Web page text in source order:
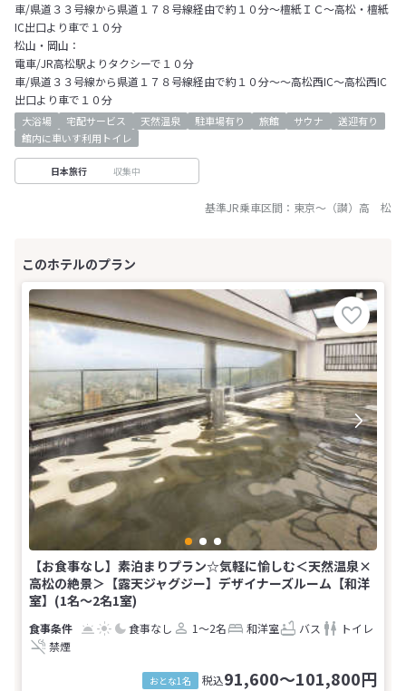
車/県道３３号線から県道１７８号線経由で約１０分～檀紙ＩＣ～高松・檀紙
IC出口より車で１０分
松山・岡山：
電車/JR高松駅よりタクシーで１０分
車/県道３３号線から県道１７８号線経由で約１０分～～高松西IC～高松西IC
出口より車で１０分
大浴場 宅配サービス 天然温泉 駐車場有り 旅館 サウナ
送迎有り
館内に車いす利用トイレ
日本旅行 収集中
基準JR乗車区間： 東京～ （讃）高 松
【お食事なし】素泊まりプラン☆気軽に愉しむ＜天然温泉×
高松の絶景＞【露天ジャグジー】デザイナーズルーム【和洋
室】(1名～2名1室)
食事なし 1～2名 和洋室 バス
トイレ
禁煙
おとな1名 税込91,600～101,800円